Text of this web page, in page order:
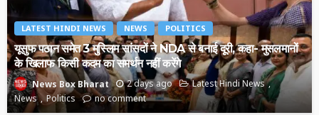
LATEST HINDI NEWS NEWS POLITICS
यूसुफ पठान समेत 3 मुस्लिम सांसदों ने NDA से बनाई दूरी, कहा- मुसलमानों
के खिलाफ किसी कदम का समर्थन नहीं करेंगे
News Box Bharat 2 days ago
Latest Hindi News
News
Politics no comment